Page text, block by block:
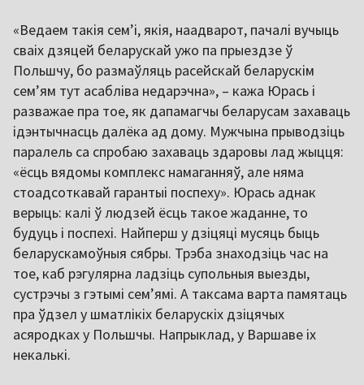
«Ведаем такія сем’і, якія, наадварот, пачалі вучыць
сваіх дзяцей беларускай ужо па прыездзе ў
Польшчу, бо размаўляць расейскай беларускім
сем’ям тут асабліва недарэчна», – кажа Юрась і
разважае пра тое, як дапамагчы беларусам захаваць
ідэнтычнасць далёка ад дому. Мужчына прыводзіць
паралель са спробаю захаваць здаровы лад жыцця:
«ёсць вядомы комплекс намаганняў, але няма
стоадсоткавай гарантыі поспеху». Юрась аднак
верыць: калі ў людзей ёсць такое жаданне, то
будуць і поспехі. Найперш у дзіцяці мусяць быць
беларускамоўныя сябры. Трэба знаходзіць час на
тое, каб рэгулярна ладзіць супольныя выезды,
сустрэчы з гэтымі семʼямі. А таксама варта памятаць
пра ўдзел у шматлікіх беларускіх дзіцячых
асяродках у Польшчы. Напрыклад, у Варшаве іх
некалькі.